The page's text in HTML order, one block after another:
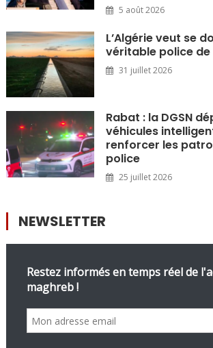
5 août 2026
L’Algérie veut se
véritable police de
31 juillet 2026
Rabat : la DGSN
véhicules
renforcer les
police
25 juillet 2026
NEWSLETTER
Restez informés en temps réel de
maghreb !